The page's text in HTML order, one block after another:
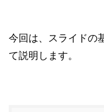
今回は、スライドの
て説明します。